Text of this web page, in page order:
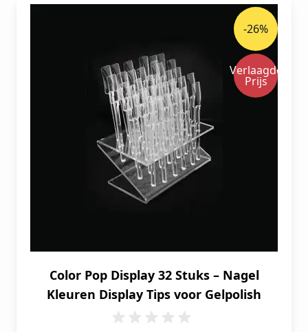
Color Pop Display 32 Stuks – Nagel
Kleuren Display Tips voor Gelpolish
-26%
Verlaagde
Prijs